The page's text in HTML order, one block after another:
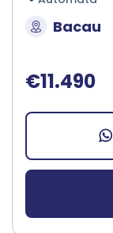
Bacau
€11.490